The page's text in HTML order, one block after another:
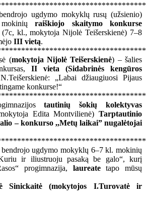
ugdymo mokyklų rusų (užsienio)
mokiniųraiškiojo skaitymo konkurse
kl., mokytoja Nijolė Teišerskienė) 7–8
III vietą.
(mokytoja Nijolė Teišerskienė) – šalies
II vieta (Sidabrinės kengūros
„Labai džiaugiuosi Pijaus
konkurse!“
tautinių šokių kolektyvas
Edita Montvilienė) Tarptautinio
– konkurso ,,Metų laikai” nugalėtojai
ugdymo mokyklų 6–7 kl. mokinių
ir iliustruoju pasaką be galo“, kurį
progimnazija, laureatetapo mūsų
Sinickaitė (mokytojos I.Turovatė ir